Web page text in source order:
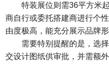
特装展位则需36平方米
商自行或委托搭建商进行个
由度极高，能充分展示品牌
需要特别提醒的是，选
交设计图纸供审批，并需额外